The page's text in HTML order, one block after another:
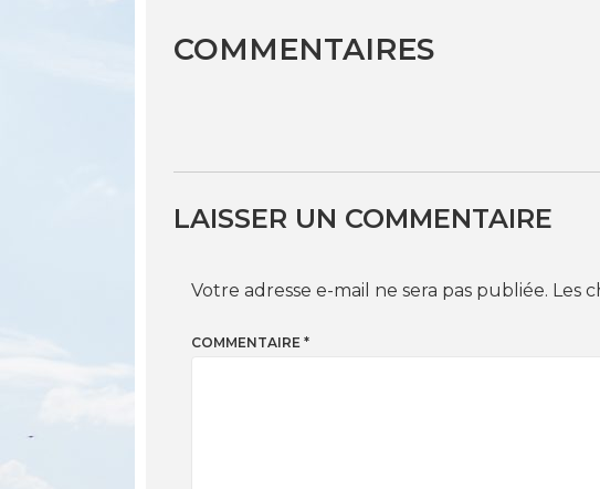
COMMENTAIRES
LAISSER UN COMMENTAIRE
Votre adresse e-mail ne sera pas publiée. Les
COMMENTAIRE *